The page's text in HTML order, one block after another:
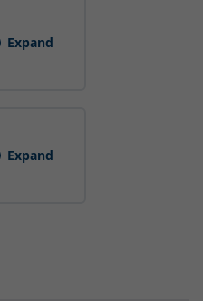
Expand
Gefahrstoffe
Expand
Krane